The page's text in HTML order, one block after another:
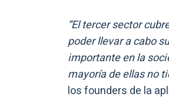
“El tercer sector
poder llevar a cabo
importante en la
mayoría de ellas no
los founders de la